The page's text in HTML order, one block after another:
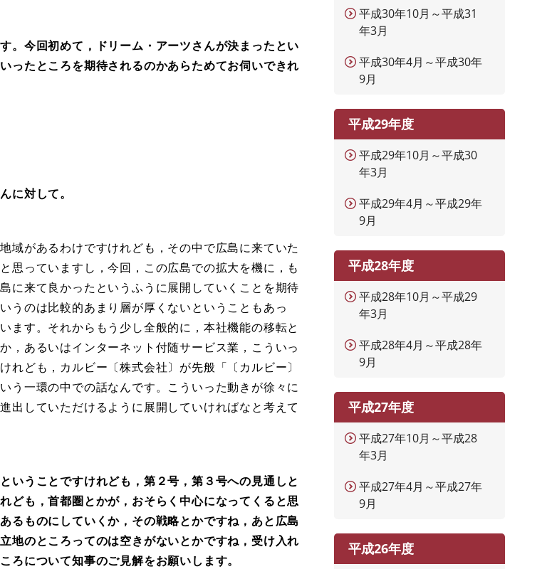
今回初めて，ドリーム・アーツさんが決まったとい
ったところを期待されるのかあらためてお伺いできれ
に対して。
があるわけですけれども，その中で広島に来ていた
思っていますし，今回，この広島での拡大を機に，も
に来て良かったというふうに展開していくことを期待
うのは比較的あまり層が厚くないということもあっ
ます。それからもう少し全般的に，本社機能の移転と
，あるいはインターネット付随サービス業，こういっ
ども，カルビー〔株式会社〕が先般「〔カルビー〕
う一環の中での話なんです。こういった動きが徐々に
出していただけるように展開していければなと考えて
うことですけれども，第２号，第３号への見通しと
ども，首都圏とかが，おそらく中心になってくると思
るものにしていくか，その戦略とかですね，あと広島
地のところってのは空きがないとかですね，受け入れ
について知事のご見解をお願いします。
平成30年10月～平成31
年3月
平成30年4月～平成30年
9月
平成29年度
平成29年10月～平成30
年3月
平成29年4月～平成29年
9月
平成28年度
平成28年10月～平成29
年3月
平成28年4月～平成28年
9月
平成27年度
平成27年10月～平成28
年3月
平成27年4月～平成27年
9月
平成26年度